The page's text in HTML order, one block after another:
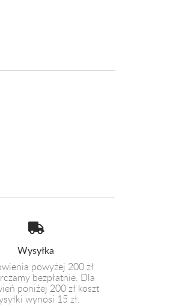
Wysyłka
powyżej 200 zł
bezpłatnie. Dla
poniżej 200 zł koszt
wynosi 15 zł.